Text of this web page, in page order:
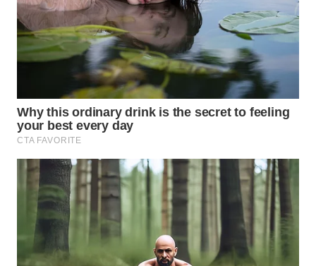
WAHANA
ADVOKAT
WAHANA
INFRASTRUKTUR
WAHANA
WAHANA
LISTRIK
TRAVEL